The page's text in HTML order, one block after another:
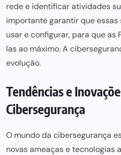
rede e identificar atividades
importante garantir que
usar e configurar, para que as
las ao máximo. A
evolução.
Tendências e
Cibersegurança
O mundo da cibersegurança
novas ameaças e tecnologias